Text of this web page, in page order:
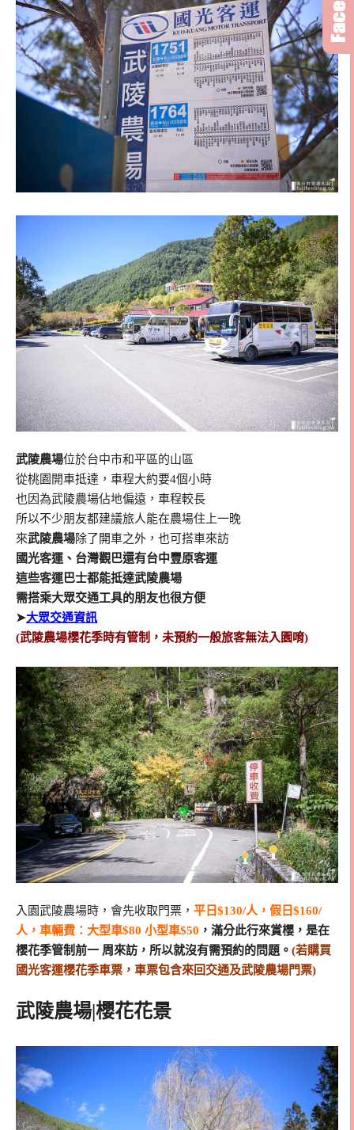
武陵農場位於台中市和平區的山區
從桃園開車抵達，車程大約要4個小時
也因為武陵農場佔地偏遠，車程較長
所以不少朋友都建議旅人能在農場住上一晚
來武陵農場除了開車之外，也可搭車來訪
國光客運、台灣觀巴還有台中豐原客運
這些客運巴士都能抵達武陵農場
需搭乘大眾交通工具的朋友也很方便
➤大眾交通資訊
(武陵農場櫻花季時有管制，未預約一般旅客無法入園唷)
入園武陵農場時，會先收取門票， 平日$130/人，假日$160/
人， 車輛費：大型車$80 小型車$50 ，滿分此行來賞櫻，是在
櫻花季管制前一 周來訪，所以就沒有需預約的問題。 (若購買
國光客運櫻花季車票，車票包含來回交通及武陵農場門票)
武陵農場|櫻花花景